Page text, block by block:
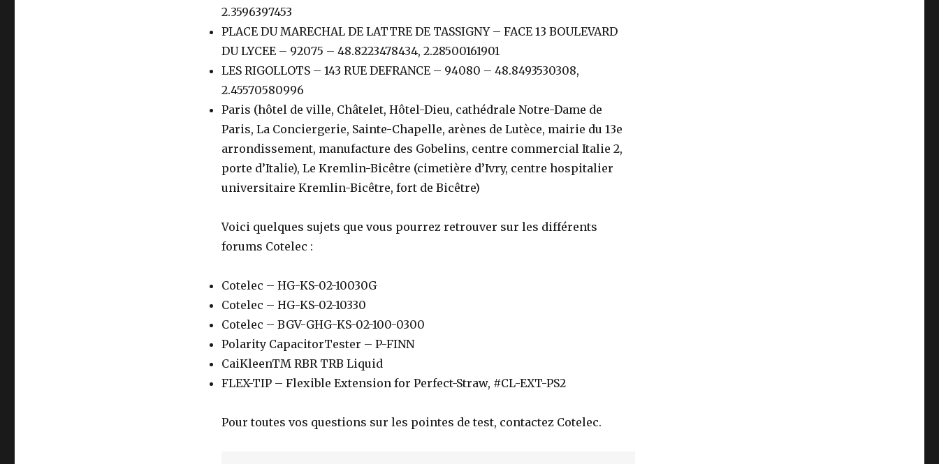
2.3596397453
PLACE DU MARECHAL DE LATTRE DE TASSIGNY – FACE 13 BOULEVARD
DU LYCEE – 92075 – 48.8223478434, 2.28500161901
LES RIGOLLOTS – 143 RUE DEFRANCE – 94080 – 48.8493530308,
2.45570580996
Paris (hôtel de ville, Châtelet, Hôtel-Dieu, cathédrale Notre-Dame de
Paris, La Conciergerie, Sainte-Chapelle, arènes de Lutèce, mairie du 13e
arrondissement, manufacture des Gobelins, centre commercial Italie 2,
porte d’Italie), Le Kremlin-Bicêtre (cimetière d’Ivry, centre hospitalier
universitaire Kremlin-Bicêtre, fort de Bicêtre)
Voici quelques sujets que vous pourrez retrouver sur les différents
forums Cotelec :
Cotelec – HG-KS-02-10030G
Cotelec – HG-KS-02-10330
Cotelec – BGV-GHG-KS-02-100-0300
Polarity CapacitorTester – P-FINN
CaiKleenTM RBR TRB Liquid
FLEX-TIP – Flexible Extension for Perfect-Straw, #CL-EXT-PS2
Pour toutes vos questions sur les pointes de test, contactez Cotelec.